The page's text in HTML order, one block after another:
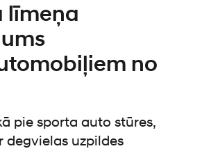
līmeņa
no
pie sporta auto stūres,
degvielas uzpildes